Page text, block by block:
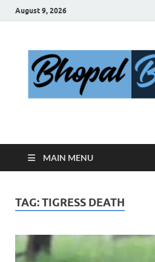
August 9, 2026
Bhopal
MAIN MENU
TAG:TIGRESS DEATH